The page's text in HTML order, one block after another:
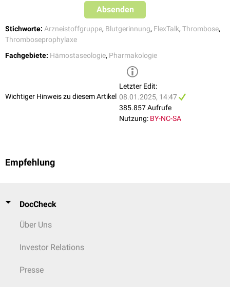
Absenden
Stichworte: Arzneistoffgruppe, Blutgerinnung, FlexTalk, Thrombose,
Thromboseprophylaxe
Fachgebiete: Hämostaseologie, Pharmakologie
Wichtiger Hinweis zu diesem Artikel
Letzter Edit:
08.01.2025, 14:47
385.857 Aufrufe
Nutzung: BY-NC-SA
Empfehlung
DocCheck
Über Uns
Investor Relations
Presse